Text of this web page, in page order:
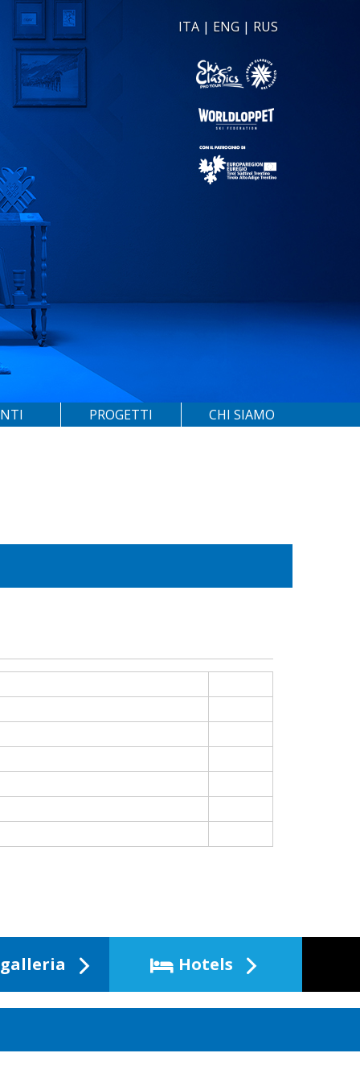
ITA | ENG | RUS
PROGETTI CHI SIAMO
galleria Hotels